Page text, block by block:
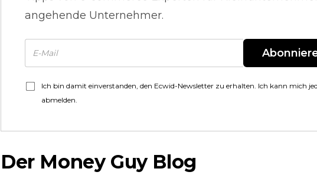
angehende Unternehmer.
Ich bin damit einverstanden, den Ecwid-Newsletter zu erhalten. Ich kann mich
abmelden.
Der Money Guy Blog